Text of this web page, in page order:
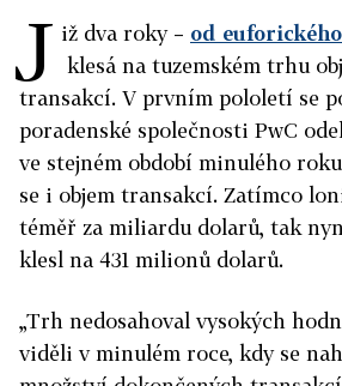
J iž dva roky – od
klesá na tuzemském trhu
transakcí. V prvním pololetí se
poradenské společnosti PwC
ve stejném období minulého
se i objem transakcí. Zatímco
téměř za miliardu dolarů, tak
klesl na 431 milionů dolarů.
„Trh nedosahoval vysokých
viděli v minulém roce, kdy se